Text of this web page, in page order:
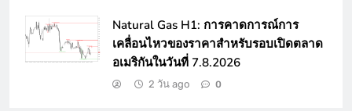
Natural Gas H1: การคาดการณ์การ
เคลื่อนไหวของราคาสำหรับรอบเปิดตลาด
อเมริกันในวันที่ 7.8.2026
2 วัน ago 0